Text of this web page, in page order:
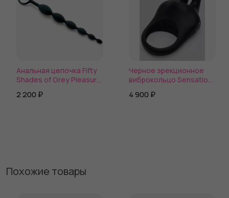
Анальная цепочка Fifty
Shades of Grey Pleasure
2 200 ₽
Черное эрекционное
виброкольцо Sensation
Rabbit Love Ring
4 900 ₽
Похожие товары